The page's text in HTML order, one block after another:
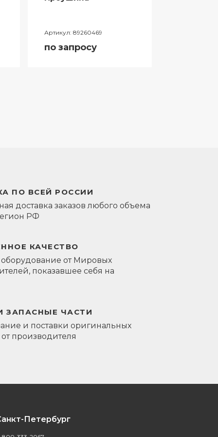
Артикул: 89260469
по запросу
ПО ВСЕЙ РОССИИ
доставка заказов любого объема
РФ
КАЧЕСТВО
оборудование от Мировых
показавшее себя на
ЗАПАСНЫЕ ЧАСТИ
и поставки оригинальных
от производителя
Петербург